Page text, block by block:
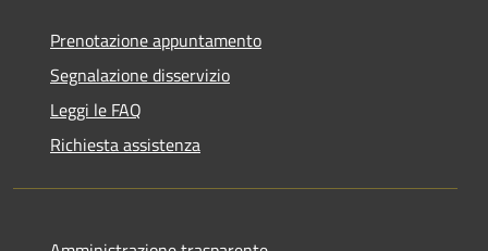
Prenotazione appuntamento
Segnalazione disservizio
Leggi le FAQ
Richiesta assistenza